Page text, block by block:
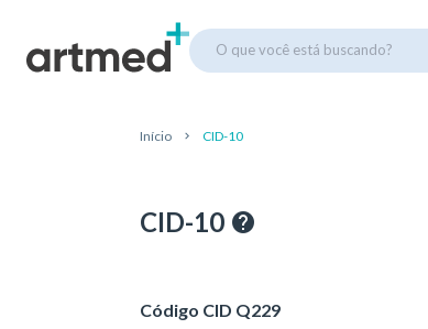
O que você está buscando?
Início CID-10
CID-10
Código CID Q229